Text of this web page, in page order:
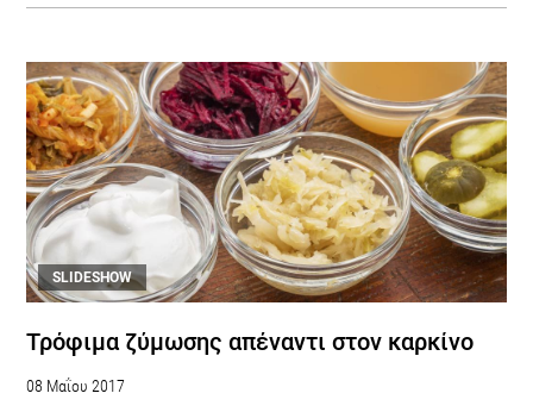
SLIDESHOW
Τρόφιμα ζύμωσης απέναντι στον καρκίνο
08 Μαΐου 2017